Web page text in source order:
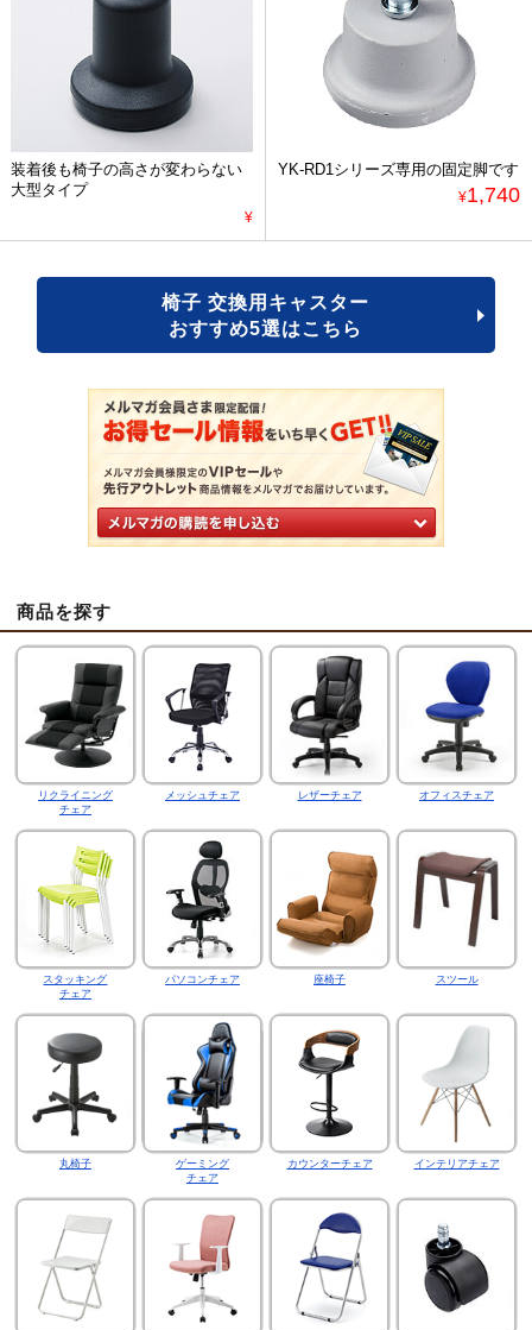
装着後も椅子の高さが変わらない
大型タイプ
¥
YK-RD1シリーズ専用の固定脚です
¥1,740
椅子 交換用キャスター
おすすめ5選はこちら
商品を探す
リクライニング
チェア
メッシュチェア レザーチェア オフィスチェア
スタッキング
チェア
パソコンチェア 座椅子 スツール
丸椅子
ゲーミング
チェア
カウンターチェア インテリアチェア